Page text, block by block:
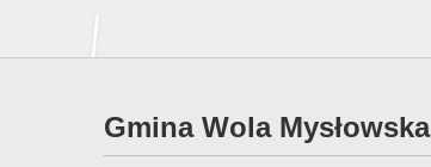
Gmina Wola Mysłowska